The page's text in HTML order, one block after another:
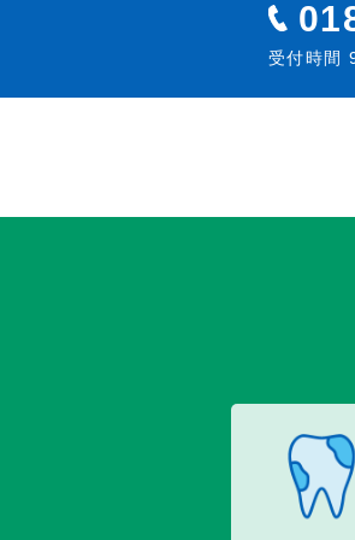
受付時間